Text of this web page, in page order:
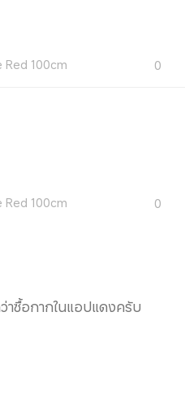
Red 100cm 0
Red 100cm 0
ซื้อกากในแอปแดงครับ